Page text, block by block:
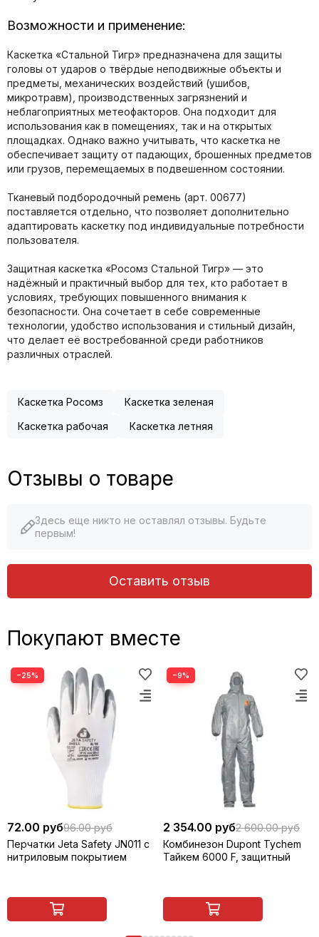
Возможности и применение:
Каскетка «Стальной Тигр» предназначена для защиты
головы от ударов о твёрдые неподвижные объекты и
предметы, механических воздействий (ушибов,
микротравм), производственных загрязнений и
неблагоприятных метеофакторов. Она подходит для
использования как в помещениях, так и на открытых
площадках. Однако важно учитывать, что каскетка не
обеспечивает защиту от падающих, брошенных предметов
или грузов, перемещаемых в подвешенном состоянии.
Тканевый подбородочный ремень (арт. 00677)
поставляется отдельно, что позволяет дополнительно
адаптировать каскетку под индивидуальные потребности
пользователя.
Защитная каскетка «Росомз Стальной Тигр» — это
надёжный и практичный выбор для тех, кто работает в
условиях, требующих повышенного внимания к
безопасности. Она сочетает в себе современные
технологии, удобство использования и стильный дизайн,
что делает её востребованной среди работников
различных отраслей.
Каскетка Росомз
Каскетка зеленая
Каскетка рабочая
Каскетка летняя
Отзывы о товаре
Здесь еще никто не оставлял отзывы. Будьте
первым!
Оставить отзыв
Покупают вместе
−25%
72.00 руб96.00 руб
Перчатки Jeta Safety JN011 с
нитриловым покрытием
−9%
2 354.00 руб2 600.00 руб
Комбинезон Dupont Tychem
Тайкем 6000 F, защитный